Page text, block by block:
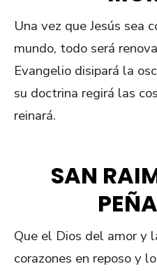
Una vez que Jesús sea
mundo, todo será
Evangelio disipará la
su doctrina regirá las
reinará.
SAN
Que el Dios del amor y
corazones en reposo y